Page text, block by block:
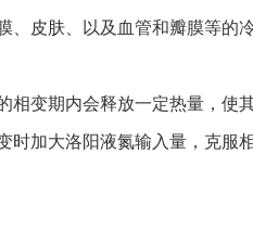
皮肤、以及血管和瓣膜等的
变期内会释放一定热量，使
加大洛阳液氮输入量，克服